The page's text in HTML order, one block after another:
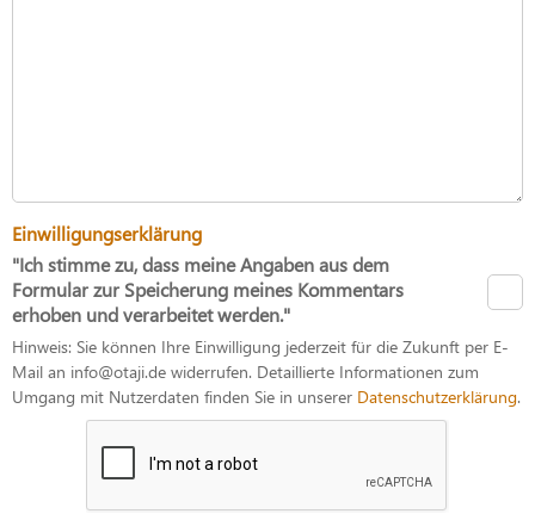
Einwilligungserklärung
"Ich stimme zu, dass meine Angaben aus dem
Formular zur Speicherung meines Kommentars
erhoben und verarbeitet werden."
Hinweis: Sie können Ihre Einwilligung jederzeit für die Zukunft per E-
Mail an info@otaji.de widerrufen. Detaillierte Informationen zum
Umgang mit Nutzerdaten finden Sie in unserer Datenschutzerklärung.